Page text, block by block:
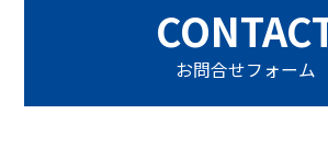
お問合せフォーム